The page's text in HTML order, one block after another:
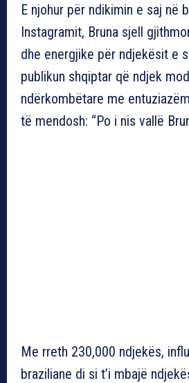
E njohur për ndikimin e saj në
Instagramit, Bruna sjell
dhe energjike për ndjekësit e
publikun shqiptar që ndjek
ndërkombëtare me
të mendosh: “Po i nis vallë
Me rreth 230,000 ndjekës,
braziliane di si t’i mbajë